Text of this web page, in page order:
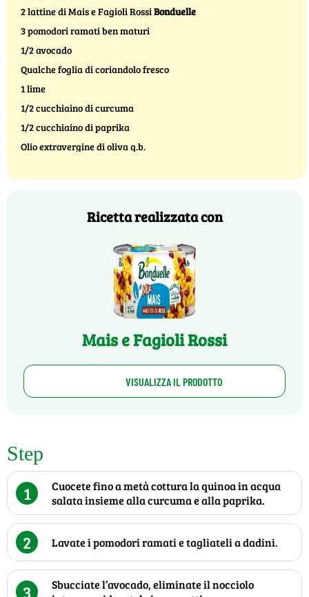
2 lattine di Mais e Fagioli RossiBonduelle
3 pomodori ramati ben maturi
1/2 avocado
Qualche foglia di coriandolo fresco
1 lime
1/2 cucchiaino di curcuma
1/2 cucchiaino di paprika
Olio extravergine di oliva q.b.
Ricetta realizzata con
Mais e Fagioli Rossi
VISUALIZZA IL PRODOTTO
Step
1
Cuocete fino a metà cottura la quinoa in acqua
salata insieme alla curcuma e alla paprika.
2 Lavate i pomodori ramati e tagliateli a dadini.
3
Sbucciate l’avocado, eliminate il nocciolo